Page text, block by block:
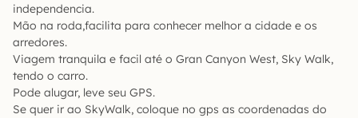
independencia.
Mão na roda,facilita para conhecer melhor a cidade e os
arredores.
Viagem tranquila e facil até o Gran Canyon West, Sky Walk,
tendo o carro.
Pode alugar, leve seu GPS.
Se quer ir ao SkyWalk, coloque no gps as coordenadas do